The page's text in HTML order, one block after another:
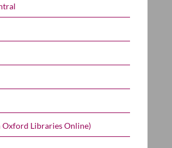
Oxford Libraries Online)